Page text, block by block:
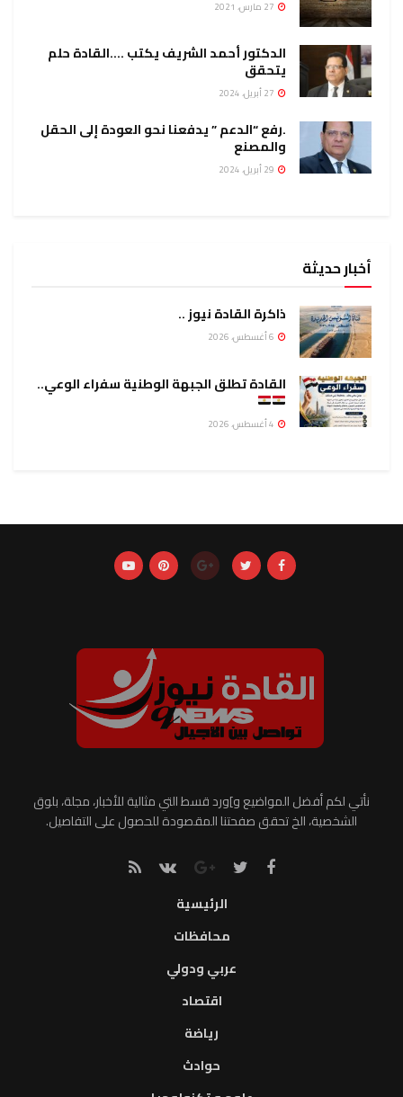
الدكتور أحمد الشريف يكتب ….القادة حلم
يتحقق
.رفع “الدعم ” يدفعنا نحو العودة إلى الحقل
والمصنع
أخبار حديثة
ذاكرة القادة نيوز ..
القادة تطلق الجبهة الوطنية سفراء الوعي..
نأتي لكم أفضل المواضيع و]ورد قسط التي مثالية للأخبار، مجلة، بلوق
الشخصية، الخ تحقق صفحتنا المقصودة للحصول على التفاصيل.
الرئيسية
محافظات
عربي ودولي
اقتصاد
رياضة
حوادث